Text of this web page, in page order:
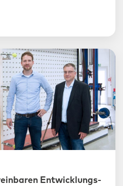
Entwicklungs-